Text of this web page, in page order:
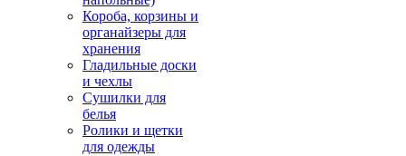
Короба, корзины и
органайзеры для
хранения
Гладильные доски
и чехлы
Сушилки для
белья
Ролики и щетки
для одежды